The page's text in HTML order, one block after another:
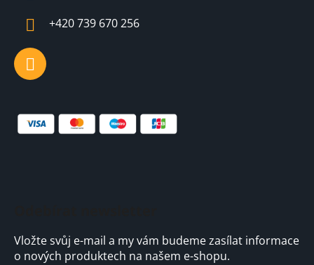
+420 739 670 256
Vložte svůj e-mail a my vám budeme zasílat informace
o nových produktech na našem e-shopu.